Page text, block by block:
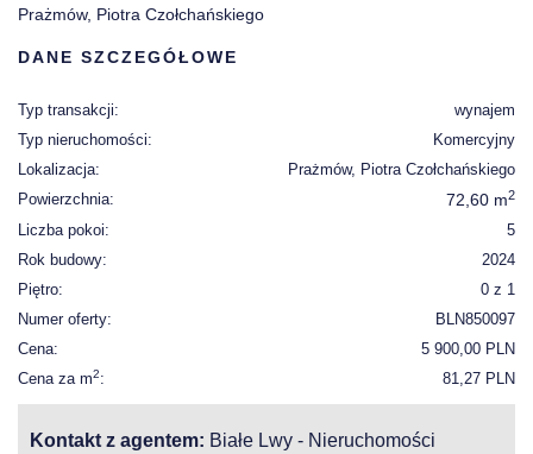
Prażmów, Piotra Czołchańskiego
DANE SZCZEGÓŁOWE
Typ transakcji:
wynajem
Typ nieruchomości:
Komercyjny
Lokalizacja:
Prażmów, Piotra Czołchańskiego
Powierzchnia:
72,60 m2
Liczba pokoi:
5
Rok budowy:
2024
Piętro:
0 z 1
Numer oferty:
BLN850097
Cena:
5 900,00 PLN
Cena za m2: 81,27 PLN
Kontakt z agentem: Białe Lwy - Nieruchomości